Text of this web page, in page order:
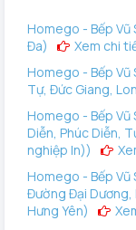
bỏ mọi loại bụi
Được sở hữu khả
toàn có thể hút
các khe rãnh hay
Homego - Bếp Vũ
Đa)
Xem chi
Homego - Bếp Vũ
Tự, Đức Giang,
Homego - Bếp Vũ
Diễn, Phúc Diễn,
nghiệp In))
Homego - Bếp Vũ
Đường Đại Dương,
Hưng Yên)